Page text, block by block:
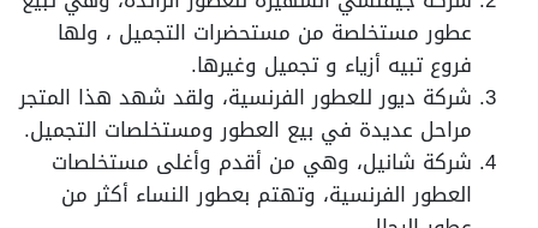
عطور مستخلصة من مستحضرات التجميل ، ولها
فروع تبيه أزياء و تجميل وغيرها.
شركة ديور للعطور الفرنسية، ولقد شهد هذا المتجر
مراحل عديدة في بيع العطور ومستخلصات التجميل.
شركة شانيل، وهي من أقدم وأغلى مستخلصات
العطور الفرنسية، وتهتم بعطور النساء أكثر من